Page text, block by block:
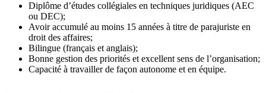
Diplôme d’études collégiales en techniques juridiques (AEC
ou DEC);
Avoir accumulé au moins 15 années à titre de parajuriste en
droit des affaires;
Bilingue (français et anglais);
Bonne gestion des priorités et excellent sens de l’organisation;
Capacité à travailler de façon autonome et en équipe.